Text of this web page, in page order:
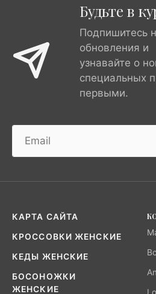
Будьте в
Подпишитесь
обновления и
узнавайте о
специальных
первыми.
КАРТА САЙТА
КРОССОВКИ ЖЕНСКИЕ
КЕДЫ ЖЕНСКИЕ
БОСОНОЖКИ
ЖЕНСКИЕ